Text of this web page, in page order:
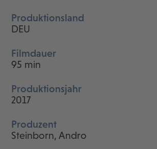
Produktionsland
DEU
Filmdauer
95 min
Produktionsjahr
2017
Produzent
Steinborn, Andro